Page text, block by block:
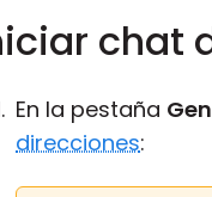
chat
En la pestaña
direcciones: